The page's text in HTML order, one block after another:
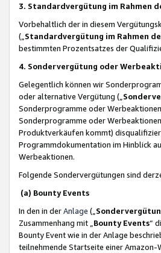
3. Standardvergütung im Rahmen
Vorbehaltlich der in diesem
(„ Standardvergütung im Rahmen
bestimmten Prozentsatzes der
4. Sondervergütung oder
Gelegentlich können wir
oder alternative Vergütung („
Sonderprogramme oder
Sonderprogramme oder
Produktverkäufen kommt)
Programmdokumentation im Hinblick
Werbeaktionen.
Folgende Sondervergütungen sind
(a) Bounty Events
In den in derAnlage („
Zusammenhang mit „ Bounty Events“
Bounty Event wie in der Anlage
teilnehmende Startseite einer